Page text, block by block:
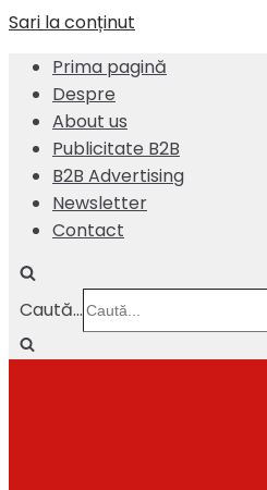
Sari la conținut
Prima pagină
Despre
About us
Publicitate B2B
B2B Advertising
Newsletter
Contact
Caută...